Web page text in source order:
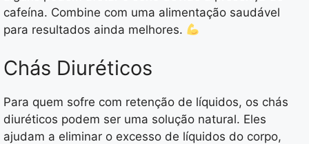
cafeína. Combine com uma alimentação saudável
para resultados ainda melhores.
Chás Diuréticos
Para quem sofre com retenção de líquidos, os chás
diuréticos podem ser uma solução natural. Eles
ajudam a eliminar o excesso de líquidos do corpo,